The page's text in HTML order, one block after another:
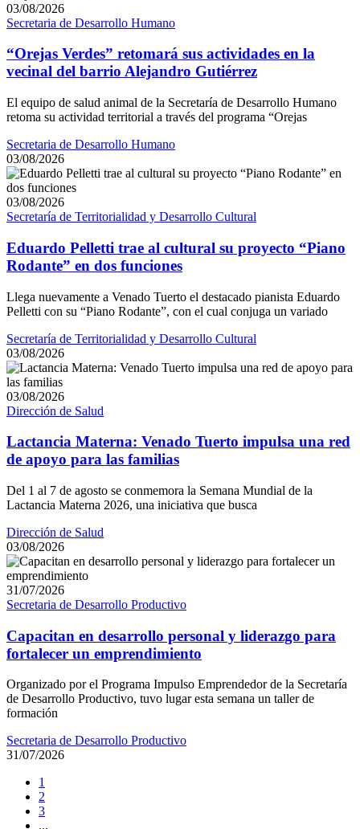
03/08/2026
Secretaria de Desarrollo Humano
“Orejas Verdes” retomará sus actividades en la
vecinal del barrio Alejandro Gutiérrez
El equipo de salud animal de la Secretaría de Desarrollo Humano
retoma su actividad territorial a través del programa “Orejas
Secretaria de Desarrollo Humano
03/08/2026
03/08/2026
Secretaría de Territorialidad y Desarrollo Cultural
Eduardo Pelletti trae al cultural su proyecto “Piano
Rodante” en dos funciones
Llega nuevamente a Venado Tuerto el destacado pianista Eduardo
Pelletti con su “Piano Rodante”, con el cual conjuga un variado
Secretaría de Territorialidad y Desarrollo Cultural
03/08/2026
03/08/2026
Dirección de Salud
Lactancia Materna: Venado Tuerto impulsa una red
de apoyo para las familias
Del 1 al 7 de agosto se conmemora la Semana Mundial de la
Lactancia Materna 2026, una iniciativa que busca
Dirección de Salud
03/08/2026
31/07/2026
Secretaria de Desarrollo Productivo
Capacitan en desarrollo personal y liderazgo para
fortalecer un emprendimiento
Organizado por el Programa Impulso Emprendedor de la Secretaría
de Desarrollo Productivo, tuvo lugar esta semana un taller de
formación
Secretaria de Desarrollo Productivo
31/07/2026
1
2
3
...